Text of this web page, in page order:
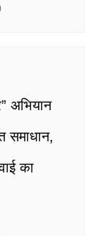
अभियान
समाधान,
का